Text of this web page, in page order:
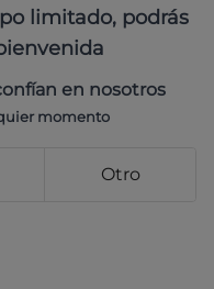
limitado, podrás
en nosotros
momento
Otro